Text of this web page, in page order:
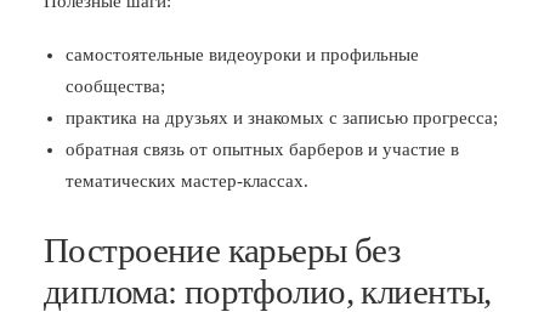
самостоятельные видеоуроки и профильные
сообщества;
практика на друзьях и знакомых с записью прогресса;
обратная связь от опытных барберов и участие в
тематических мастер-классах.
Построение карьеры без
диплома: портфолио, клиенты,